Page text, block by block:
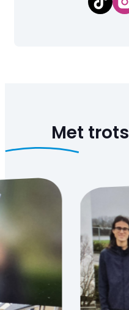
Met trots